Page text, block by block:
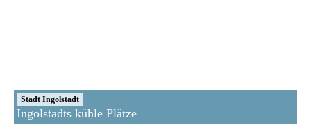
Stadt Ingolstadt
Ingolstadts kühle Plätze